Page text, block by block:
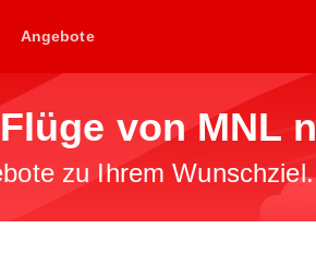
Angebote
von MNL
zu Ihrem